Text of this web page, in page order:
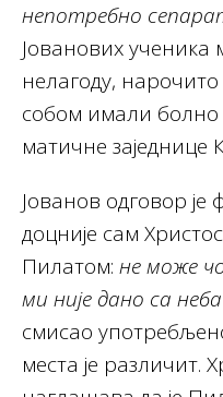
непотребно
Јованових ученика
нелагоду,
собом имали болно
матичне заједнице
Јованов одговор
доцније сам
Пилатом: не може
ми није дано са неба
смисао
места је различит.